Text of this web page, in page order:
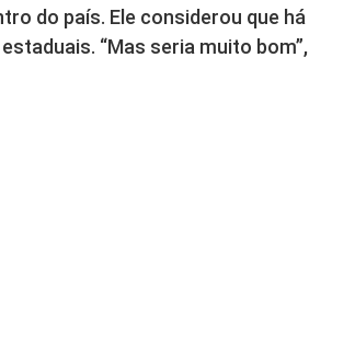
do país. Ele considerou que há
“Mas seria muito bom”,